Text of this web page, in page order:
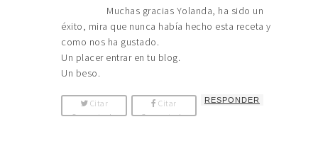
Muchas gracias Yolanda, ha sido un
éxito, mira que nunca había hecho esta receta y
como nos ha gustado.
Un placer entrar en tu blog.
Un beso.
Citar
Comentario
Citar
Comentario
RESPONDER